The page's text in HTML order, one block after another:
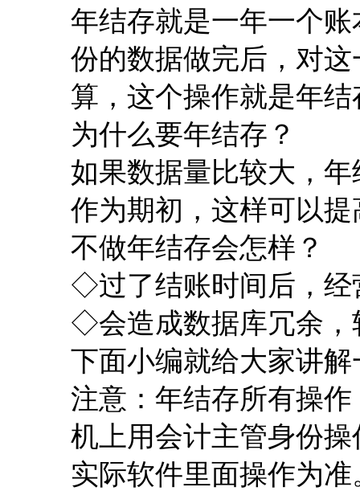
年结存就是一年一个
份的数据做完后，对
算，这个操作就是年结
为什么要年结存？
如果数据量比较大，
作为期初，这样可以
不做年结存会怎样？
◇过了结账时间后，经
◇会造成数据库冗余，
下面小编就给大家讲
注意：年结存所有操
机上用会计主管身份
实际软件里面操作为准